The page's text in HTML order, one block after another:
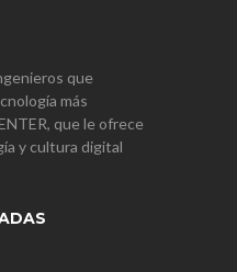
que
más
que le ofrece
y cultura digital